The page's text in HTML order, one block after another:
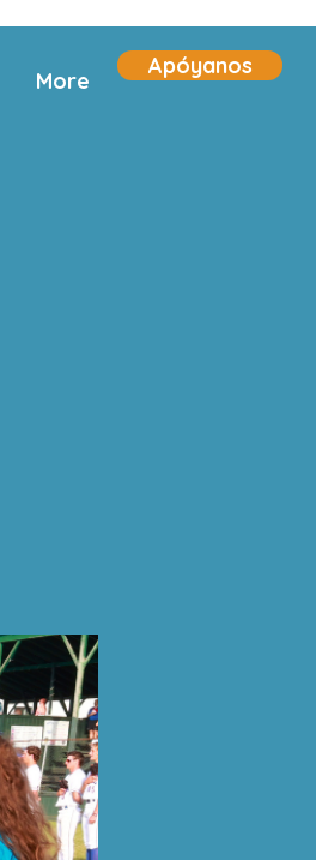
More
Apóyanos